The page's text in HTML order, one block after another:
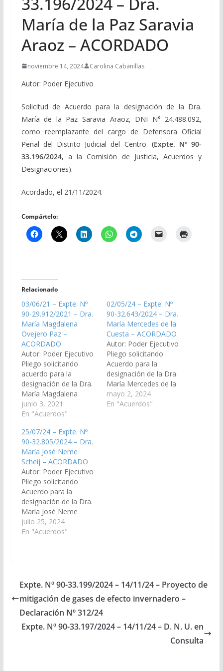
María de la Paz Saravia
Araoz – ACORDADO
noviembre 14, 2024 Carolina Cabanillas
Autor: Poder Ejecutivo
Solicitud de Acuerdo para la designación de la Dra.
María de la Paz Saravia Araoz, DNI N° 24.488.092,
como reemplazante del cargo de Defensora Oficial
Penal del Distrito Judicial del Centro. (Expte. Nº 90-
33.196/2024, a la Comisión de Justicia, Acuerdos y
Designaciones).
Acordado, el 21/11/2024.
Compártelo:
Relacionado
03/06/21 – Expte. Nº
90-29.912/2021 – Dra.
María Magdalena
Ovejero Paz –
ACORDADO
Autor: Poder Ejecutivo
Pliego solicitando
acuerdo para la
designación de la Dra.
María Magdalena
Ovejero Paz, D.N.I. N°
24.138.032, en el cargo
lo Civil y Comercial de
Novena Nominación,
Distrito Judicial del
Centro. (Expte. Nº 90-
29.912/2021, a la
Comisión de Justicia,
Acuerdos y
Designaciones).
ACORDADO, el…
junio 3, 2021
En "Acuerdos"
02/05/24 – Expte. Nº
90-32.643/2024 – Dra.
María Mercedes de la
Cuesta – ACORDADO
Autor: Poder Ejecutivo
Pliego solicitando
Acuerdo para la
designación de la Dra.
María Mercedes de la
Cuesta, D.N.I. N°
21.633.742, en el cargo
mayo 2, 2024
En "Acuerdos"
25/07/24 – Expte. Nº
90-32.805/2024 – Dra.
María José Neme
Scheij – ACORDADO
Autor: Poder Ejecutivo
Pliego solicitando
Acuerdo para la
designación de la Dra.
María José Neme
Scheij, DNI N°
29.737.245, como
del Distrito Judicial del
Centro. (Expte. Nº 90-
32.805/2024, en virtud
del art.27 inc. 9, PASE a
Comisión de Justicia,…
julio 25, 2024
En "Acuerdos"
Expte. Nº 90-33.199/2024 – 14/11/24 – Proyecto de
mitigación de gases de efecto invernadero –
Declaración Nº 312/24
Expte. Nº 90-33.197/2024 – 14/11/24 – D. N. U. en
Consulta